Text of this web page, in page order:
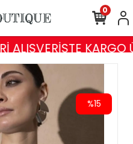
ALIŞVERİŞTE KARGO
0
%15